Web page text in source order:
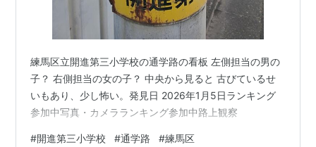
練馬区立開進第三小学校の通学路の看板 左側担当の男の
子？ 右側担当の女の子？ 中央から見ると 古びているせ
いもあり、少し怖い。発見日 2026年1月5日ランキング
参加中写真・カメラランキング参加中路上観察
#開進第三小学校 #通学路 #練馬区